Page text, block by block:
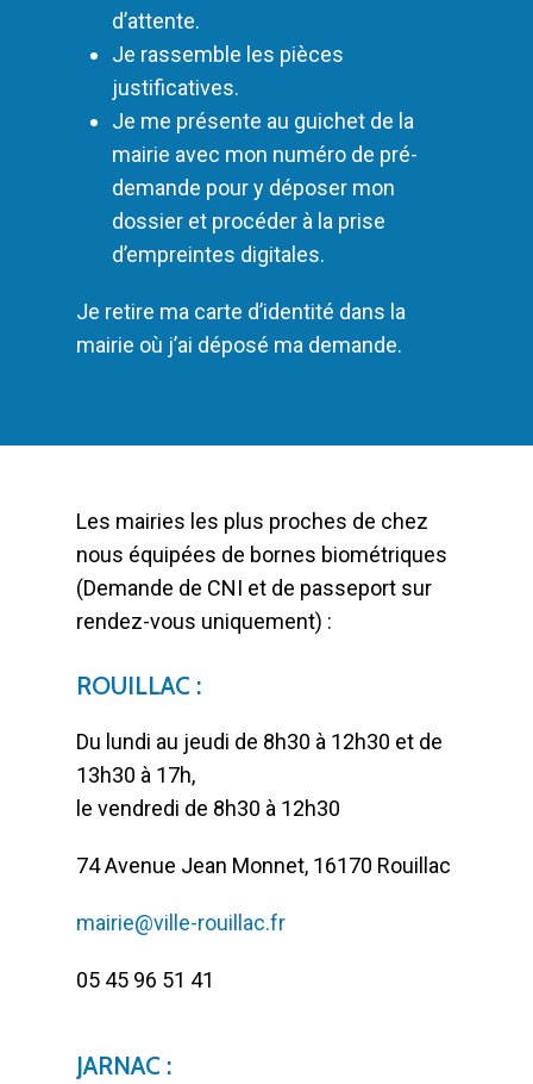
d’attente.
Je rassemble les pièces
justificatives.
Je me présente au guichet de la
mairie avec mon numéro de pré-
demande pour y déposer mon
dossier et procéder à la prise
d’empreintes digitales.
Je retire ma carte d’identité dans la
mairie où j’ai déposé ma demande.
Les mairies les plus proches de chez
nous équipées de bornes biométriques
(Demande de CNI et de passeport sur
rendez-vous uniquement) :
ROUILLAC :
Du lundi au jeudi de 8h30 à 12h30 et de
13h30 à 17h,
le vendredi de 8h30 à 12h30
74 Avenue Jean Monnet, 16170 Rouillac
mairie@ville-rouillac.fr
05 45 96 51 41
JARNAC :